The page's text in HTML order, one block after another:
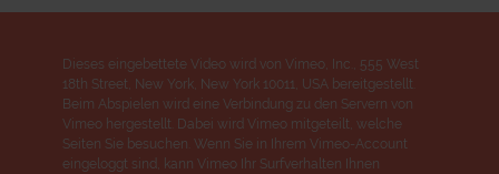
Dieses eingebettete Video wird von Vimeo, Inc., 555 West
18th Street, New York, New York 10011, USA bereitgestellt.
Beim Abspielen wird eine Verbindung zu den Servern von
Vimeo hergestellt. Dabei wird Vimeo mitgeteilt, welche
Seiten Sie besuchen. Wenn Sie in Ihrem Vimeo-Account
eingeloggt sind, kann Vimeo Ihr Surfverhalten Ihnen